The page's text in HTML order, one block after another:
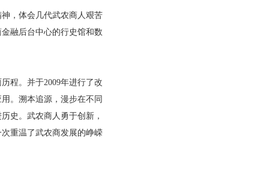
，体会几代武农商人艰苦
融后台中心的行史馆和数
程。并于2009年进行了改
。溯本追源，漫步在不同
史。武农商人勇于创新，
重温了武农商发展的峥嵘